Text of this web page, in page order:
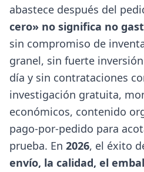
abastece después del
cero» no significa no
sin compromiso de
granel, sin fuerte
día y sin contrataciones
investigación gratuita,
económicos, contenido
pago-por-pedido para
prueba. En 2026, el éxito
envío, la calidad, el